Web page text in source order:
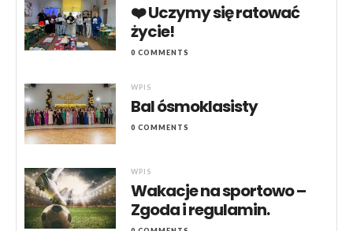
❤️ Uczymy się ratować
życie!
0 COMMENTS
WPIS
Bal ósmoklasisty
0 COMMENTS
WPIS
Wakacje na sportowo –
Zgoda i regulamin.